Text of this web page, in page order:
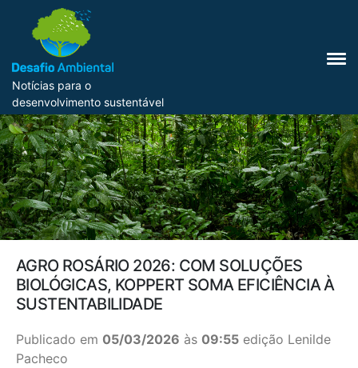
Notícias para o
desenvolvimento sustentável
AGRO ROSÁRIO 2026: COM SOLUÇÕES
BIOLÓGICAS, KOPPERT SOMA EFICIÊNCIA À
SUSTENTABILIDADE
Publicado em 05/03/2026 às 09:55 edição Lenilde
Pacheco